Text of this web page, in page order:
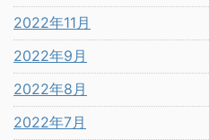
2022年11月
2022年9月
2022年8月
2022年7月